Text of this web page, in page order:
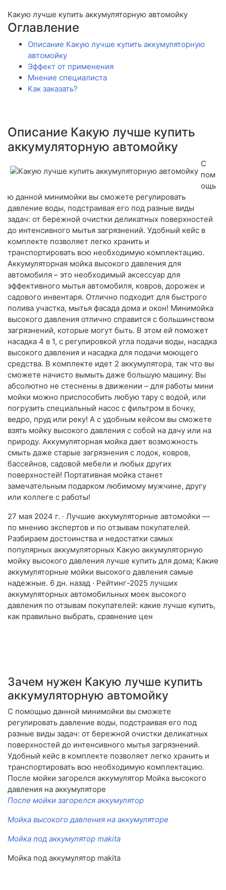
Какую лучше купить аккумуляторную автомойку
Оглавление
Описание Какую лучше купить аккумуляторную
автомойку
Эффект от применения
Мнение специалиста
Как заказать?
Описание Какую лучше купить
аккумуляторную автомойку
С
пом
ощь
ю данной минимойки вы сможете регулировать
давление воды, подстраивая его под разные виды
задач: от бережной очистки деликатных поверхностей
до интенсивного мытья загрязнений. Удобный кейс в
комплекте позволяет легко хранить и
транспортировать всю необходимую комплектацию.
Аккумуляторная мойка высокого давления для
автомобиля – это необходимый аксессуар для
эффективного мытья автомобиля, ковров, дорожек и
садового инвентаря. Отлично подходит для быстрого
полива участка, мытья фасада дома и окон! Минимойка
высокого давления отлично справится с большинством
загрязнений, которые могут быть. В этом ей поможет
насадка 4 в 1, с регулировкой угла подачи воды, насадка
высокого давления и насадка для подачи моющего
средства. В комплекте идет 2 аккумулятора, так что вы
сможете начисто вымыть даже большую машину. Вы
абсолютно не стеснены в движении – для работы мини
мойки можно приспособить любую тару с водой, или
погрузить специальный насос с фильтром в бочку,
ведро, пруд или реку! А с удобным кейсом вы сможете
взять мойку высокого давления с собой на дачу или на
природу. Аккумуляторная мойка дает возможность
смыть даже старые загрязнения с лодок, ковров,
бассейнов, садовой мебели и любых других
поверхностей! Портативная мойка станет
замечательным подарком любимому мужчине, другу
или коллеге с работы!
27 мая 2024 г. · Лучшие аккумуляторные автомойки —
по мнению экспертов и по отзывам покупателей.
Разбираем достоинства и недостатки самых
популярных аккумуляторных Какую аккумуляторную
мойку высокого давления лучше купить для дома; Какие
аккумуляторные мойки высокого давления самые
надежные. 6 дн. назад · Рейтинг-2025 лучших
аккумуляторных автомобильных моек высокого
давления по отзывам покупателей: какие лучше купить,
как правильно выбрать, сравнение цен
Зачем нужен Какую лучше купить
аккумуляторную автомойку
С помощью данной минимойки вы сможете
регулировать давление воды, подстраивая его под
разные виды задач: от бережной очистки деликатных
поверхностей до интенсивного мытья загрязнений.
Удобный кейс в комплекте позволяет легко хранить и
транспортировать всю необходимую комплектацию.
После мойки загорелся аккумулятор Мойка высокого
давления на аккумуляторе
После мойки загорелся аккумулятор
Мойка высокого давления на аккумуляторе
Мойка под аккумулятор makita
Мойка под аккумулятор makita